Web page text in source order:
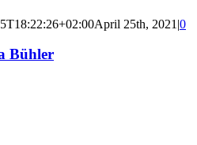
April 25th, 2021 |0
Bühler